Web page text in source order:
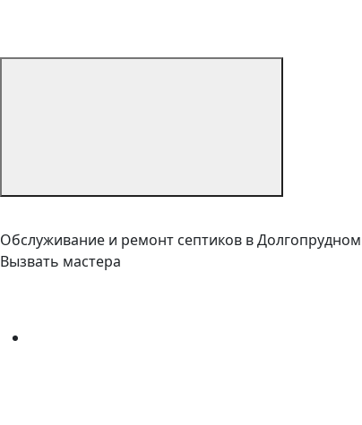
Обслуживание и ремонт септиков в Долгопрудном
Вызвать мастера